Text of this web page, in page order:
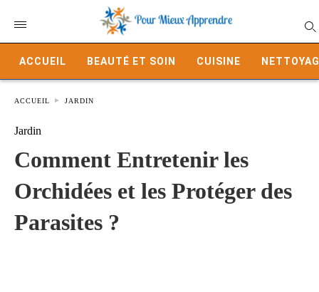
ACCUEIL BEAUTÉ ET SOIN CUISINE
ACCUEIL JARDIN
Jardin
Comment Entretenir les
Orchidées et les Protéger des
Parasites ?